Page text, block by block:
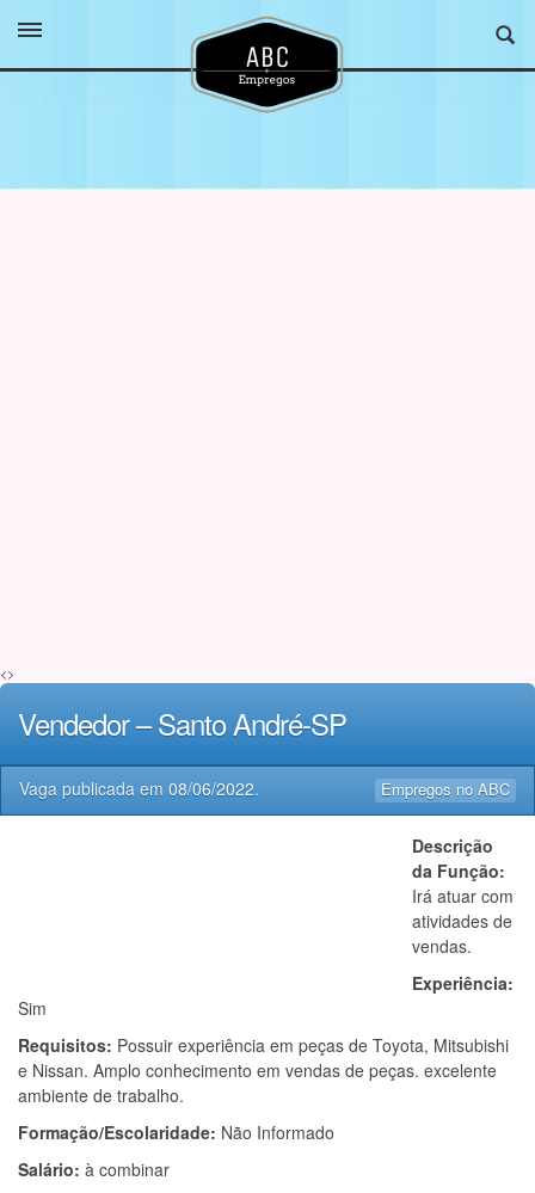
<>
Vendedor – Santo André-SP
Empregos no ABC
Vaga publicada em 08/06/2022.
Descrição
da Função:
Irá atuar com
atividades de
vendas.
Experiência:
Sim
Requisitos: Possuir experiência em peças de Toyota, Mitsubishi
e Nissan. Amplo conhecimento em vendas de peças. excelente
ambiente de trabalho.
Formação/Escolaridade: Não Informado
Salário: à combinar